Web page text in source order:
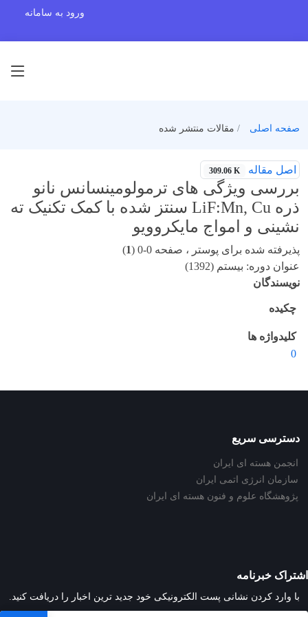
ورود به سامانه
صفحه اصلی مقالات منتشر شده
اصل مقاله 309.06 K
بررسی ویژگی های ترمولومینسانس نانو
ذره LiF:Mn, Cu سنتز شده با کمک تکنیک ته
نشینی و امواج مایکروویو
پذیرفته شده برای پوستر ، صفحه 0-0 ( 1
)
عنوان دوره: بیستم (1392)
نویسندگان
چکیده
کلیدواژه ها
0
دسترسی سریع
انجمن هسته ای ایران
سازمان انرژی اتمی ایران
پژوهشگاه علوم و فنون هسته ای ایران
اشتراک خبرنامه
با وارد کردن نشانی پست الکترونیکی خود جدید ترین اخبار را دریافت کنید.